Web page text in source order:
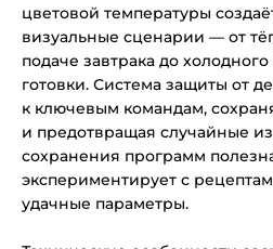
цветовой температуры
визуальные сценарии — от
подаче завтрака до
готовки. Система защиты от
к ключевым командам,
и предотвращая случайные
сохранения программ
экспериментирует с
удачные параметры.